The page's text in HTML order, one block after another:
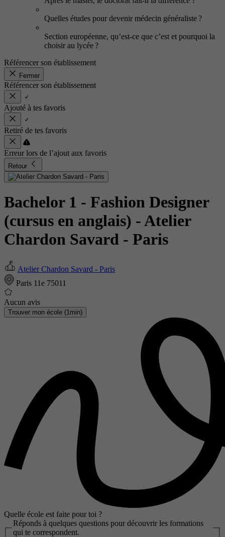
Quelles études pour devenir médecin généraliste ?
Section européenne, qu’est-ce que c’est et pourquoi la
choisir au lycée ?
Référencer son établissement
Fermer
Référencer son établissement
Ajouté à tes favoris
Retiré de tes favoris
Erreur lors de l’ajout aux favoris
Retour
Bachelor 1 - Fashion Designer
(cursus en anglais) - Atelier
Chardon Savard - Paris
Atelier Chardon Savard - Paris
Paris 11e 75011
Aucun avis
Trouver mon école (1min)
Quelle école est faite pour toi ?
Réponds à quelques questions pour découvrir les formations
qui te correspondent.